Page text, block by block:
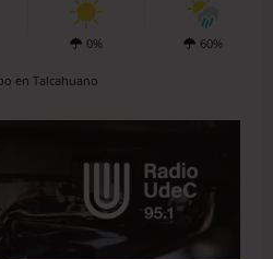
0% 60%
en Talcahuano